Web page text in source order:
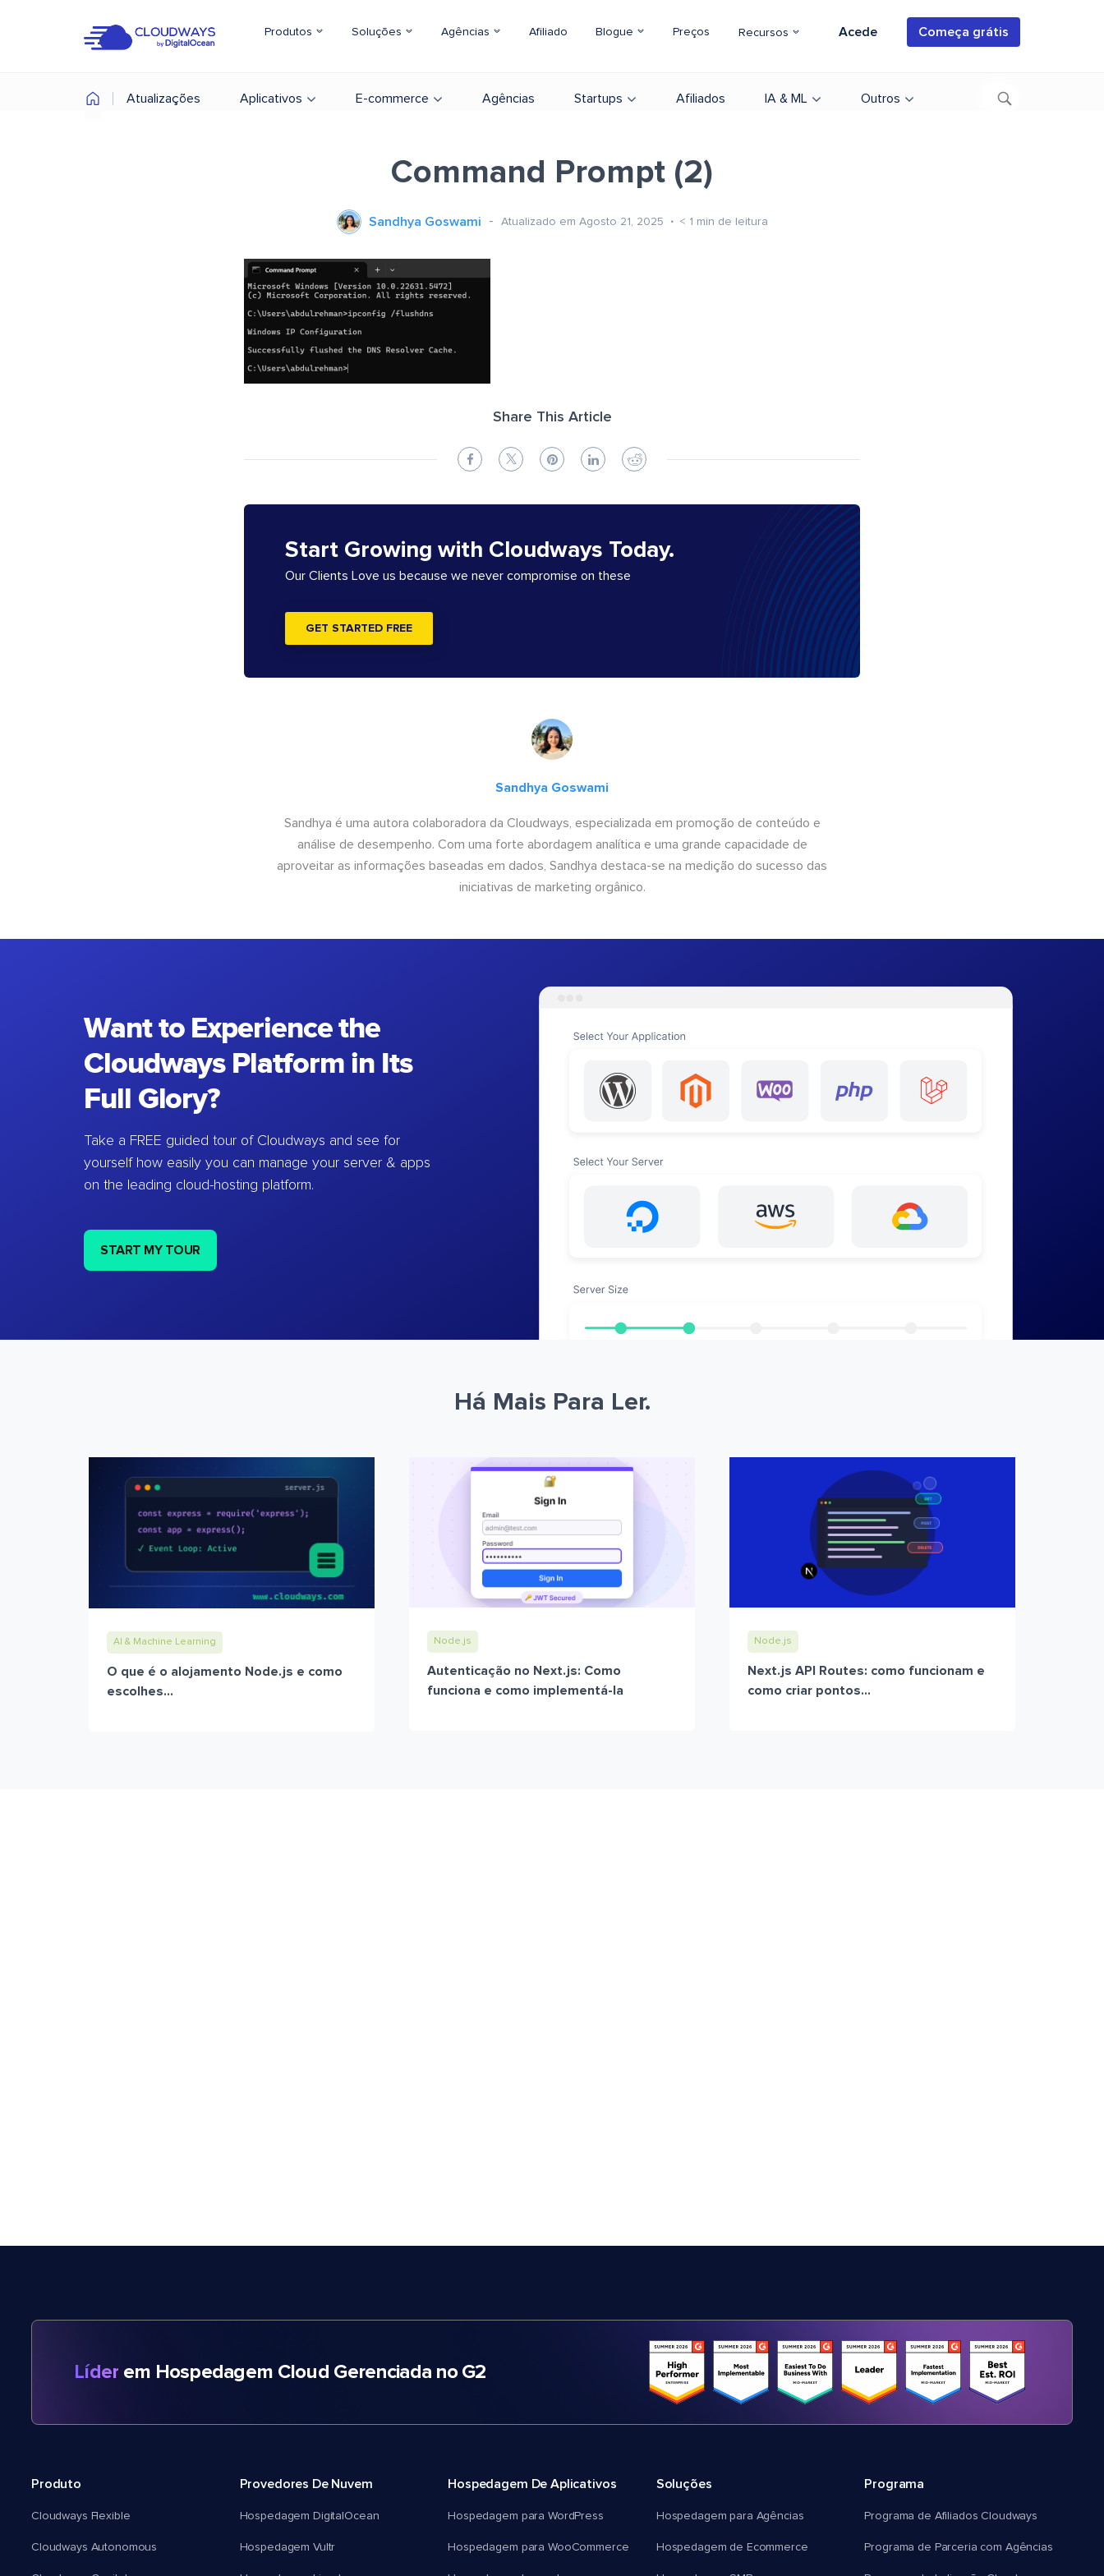
Produtos Soluções Agências Afiliado Blogue Preços Recursos Acede Começa grátis
Atualizações Aplicativos E-commerce Agências Startups Afiliados IA & ML Outros
Command Prompt (2)
Sandhya Goswami Atualizado em Agosto 21, 2025 < 1 min de leitura
Share This Article
Start Growing with Cloudways Today.
Our Clients Love us because we never compromise on these
GET STARTED FREE
Sandhya Goswami
Sandhya é uma autora colaboradora da Cloudways, especializada em promoção de conteúdo e
análise de desempenho. Com uma forte abordagem analítica e uma grande capacidade de
aproveitar as informações baseadas em dados, Sandhya destaca-se na medição do sucesso das
iniciativas de marketing orgânico.
Want to Experience the
Cloudways Platform in Its
Full Glory?
Take a FREE guided tour of Cloudways and see for
yourself how easily you can manage your server & apps
on the leading cloud-hosting platform.
START MY TOUR
Há Mais Para Ler.
AI & Machine Learning
O que é o alojamento Node.js e como
escolhes...
Node.js
Autenticação no Next.js: Como
funciona e como implementá-la
Node.js
Next.js API Routes: como funcionam e
como criar pontos...
Líder em Hospedagem Cloud Gerenciada no G2
Produto
Cloudways Flexible
Cloudways Autonomous
Provedores De Nuvem
Hospedagem DigitalOcean
Hospedagem Vultr
Hospedagem De Aplicativos
Hospedagem para WordPress
Hospedagem para WooCommerce
Soluções
Hospedagem para Agências
Hospedagem de Ecommerce
Programa
Programa de Afiliados Cloudways
Programa de Parceria com Agências